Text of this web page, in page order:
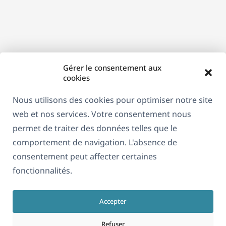
Gérer le consentement aux
cookies
Nous utilisons des cookies pour optimiser notre site
web et nos services. Votre consentement nous
permet de traiter des données telles que le
comportement de navigation. L'absence de
consentement peut affecter certaines
fonctionnalités.
Accepter
Refuser